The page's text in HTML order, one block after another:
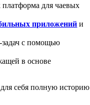
для чаевых
приложений и
с помощью
в основе
себя полную историю